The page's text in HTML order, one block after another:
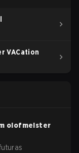
VACation
olofmeister